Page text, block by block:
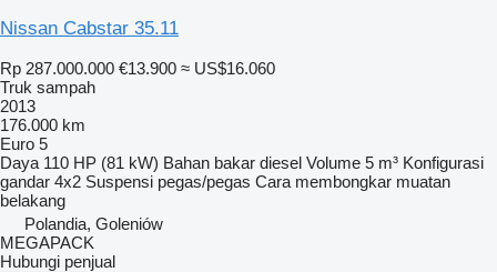
Nissan Cabstar 35.11
Rp 287.000.000 €13.900 ≈ US$16.060
Truk sampah
2013
176.000 km
Euro 5
Daya 110 HP (81 kW) Bahan bakar diesel Volume 5 m³ Konfigurasi
gandar 4x2 Suspensi pegas/pegas Cara membongkar muatan
belakang
Polandia, Goleniów
MEGAPACK
Hubungi penjual